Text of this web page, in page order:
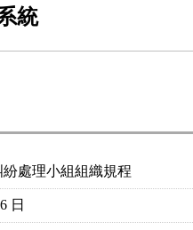
統
處理小組組織規程
日